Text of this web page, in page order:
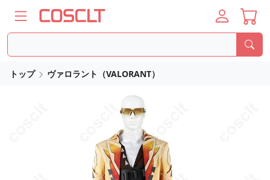
トップ ヴァロラント（VALORANT）